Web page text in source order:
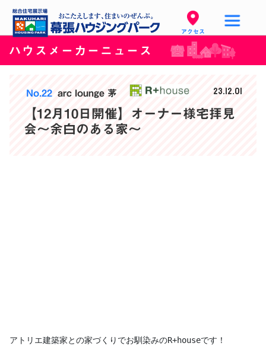
アクセス
ハウスメーカーニュース
No.22 arc lounge 茅 23.12.01
【12月10日開催】オーナー様宅拝見
会～余白のある家～
アトリエ建築家との家づくりでお馴染みのR+houseです！